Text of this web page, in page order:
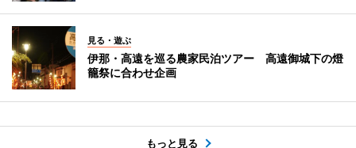
見る・遊ぶ
伊那・高遠を巡る農家民泊ツアー 高遠御城下の燈
籠祭に合わせ企画
もっと見る